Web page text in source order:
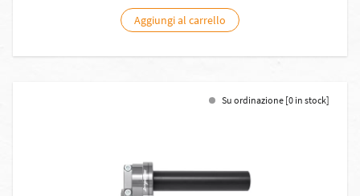
Aggiungi al carrello
Su ordinazione [0 in stock]